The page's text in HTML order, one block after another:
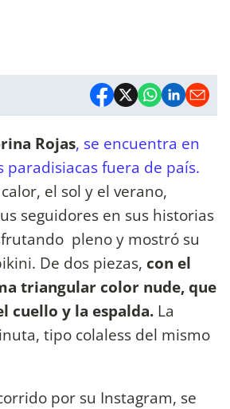
Rojas, se encuentra en
paradisiacas fuera de país.
el sol y el verano,
seguidores en sus historias
pleno y mostró su
De dos piezas, con el
triangular color nude, que
cuello y la espalda. La
tipo colaless del mismo
por su Instagram, se